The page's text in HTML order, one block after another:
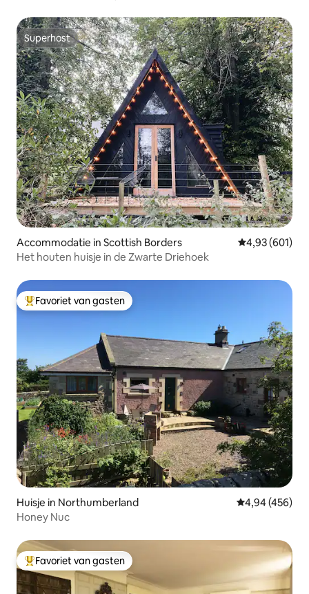
Superhost
Superhost
Accommodatie in Scottish Borders Gemiddelde
4,93 (601)
Het houten huisje in de Zwarte Driehoek
Topfavoriet van gasten
Favoriet van gasten
Huisje in Northumberland Gemiddelde
4,94 (456)
Honey Nuc
Topfavoriet van gasten
Favoriet van gasten